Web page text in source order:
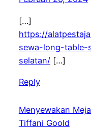
[…]
https://
sewa-long-table-
selatan/[…]
Reply
Menyewakan
Tiffani Goold